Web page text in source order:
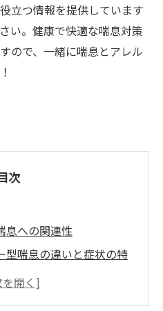
立つ情報を提供しています
い。健康で快適な喘息対策
ので、一緒に喘息とアレル
次
息への関連性
型喘息の違いと症状の特